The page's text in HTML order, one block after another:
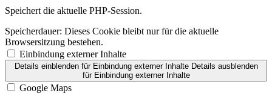
Speichert die aktuelle PHP-Session.
Speicherdauer: Dieses Cookie bleibt nur für die aktuelle
Browsersitzung bestehen.
Einbindung externer Inhalte
Details einblendenfür Einbindung externer Inhalte Details ausblenden
für Einbindung externer Inhalte
Google Maps